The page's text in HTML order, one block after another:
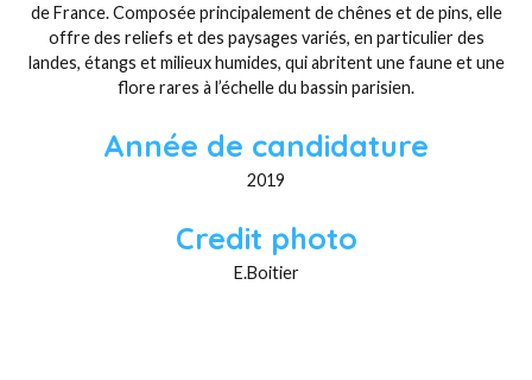
de France. Composée principalement de chênes et de pins, elle
offre des reliefs et des paysages variés, en particulier des
landes, étangs et milieux humides, qui abritent une faune et une
flore rares à l’échelle du bassin parisien.
Année de candidature
2019
Credit photo
E.Boitier